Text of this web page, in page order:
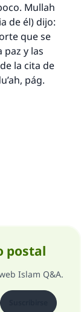
Mullah
de él) dijo:
que se
y las
la cita de
pág.
postal
Islam Q&A.